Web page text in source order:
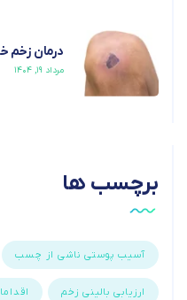
درمان زخم
مرداد ۱۹, ۱۴۰۴
برچسب ها
آسیب پوستی ناشی از چسب
ارزیابی بالینی زخم